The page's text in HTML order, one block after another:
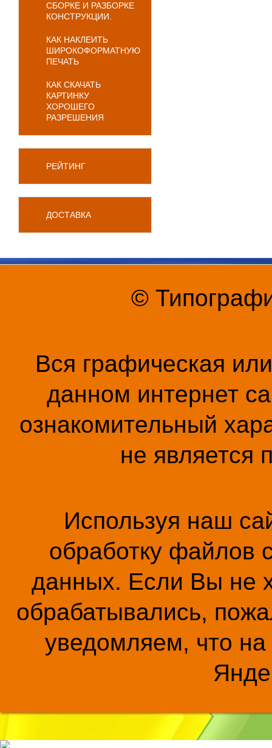
СБОРКЕ И РАЗБОРКЕ
КОНСТРУКЦИИ.
КАК НАКЛЕИТЬ
ШИРОКОФОРМАТНУЮ
ПЕЧАТЬ
КАК СКАЧАТЬ
КАРТИНКУ
ХОРОШЕГО
РАЗРЕШЕНИЯ
РЕЙТИНГ
ДОСТАВКА
©
Вся графическая
данном интернет
ознакомительный
не является
Используя наш
обработку файлов
данных. Если Вы не
обрабатывались,
уведомляем, что на